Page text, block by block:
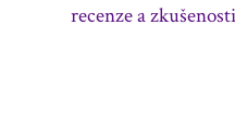
recenze a zkušenosti